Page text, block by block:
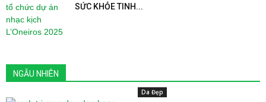
SỨC KHỎE TINH...
NGẪU NHIÊN
Da Đẹp